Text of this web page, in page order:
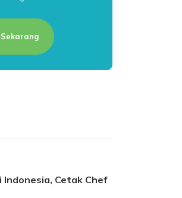
Indonesia, Cetak Chef